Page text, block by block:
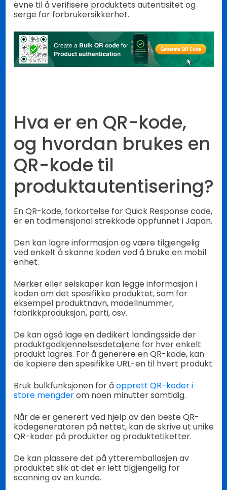
evne til å verifisere produktets autentisitet og
sørge for forbrukersikkerhet.
Hva er en QR-kode,
og hvordan brukes en
QR-kode til
produktautentisering?
En QR-kode, forkortelse for Quick Response code,
er en todimensjonal strekkode oppfunnet i Japan.
Den kan lagre informasjon og være tilgjengelig
ved enkelt å skanne koden ved å bruke en mobil
enhet.
Merker eller selskaper kan legge informasjon i
koden om det spesifikke produktet, som for
eksempel produktnavn, modellnummer,
fabrikkproduksjon, parti, osv.
De kan også lage en dedikert landingsside der
produktgodkjennelsesdetaljene for hver enkelt
produkt lagres. For å generere en QR-kode, kan
de kopiere den spesifikke URL-en til hvert produkt.
Bruk bulkfunksjonen for åopprett QR-koder i
store mengderom noen minutter samtidig.
Når de er generert ved hjelp av den beste QR-
kodegeneratoren på nettet, kan de skrive ut unike
QR-koder på produkter og produktetiketter.
De kan plassere det på ytteremballasjen av
produktet slik at det er lett tilgjengelig for
scanning av en kunde.